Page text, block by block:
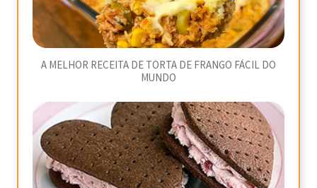
A MELHOR RECEITA DE TORTA DE FRANGO FÁCIL DO
MUNDO